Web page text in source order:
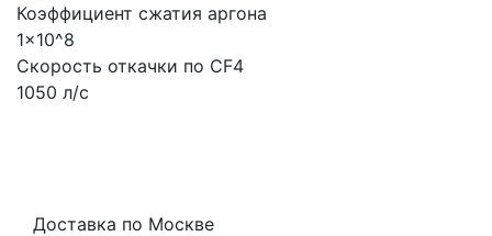
Коэффициент сжатия аргона
1x10^8
Скорость откачки по CF4
1050 л/с
Доставка по Москве